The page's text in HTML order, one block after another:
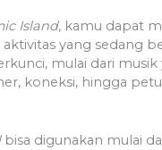
Island, kamu dapat
yang sedang
mulai dari musik
koneksi, hingga
bisa digunakan mulai